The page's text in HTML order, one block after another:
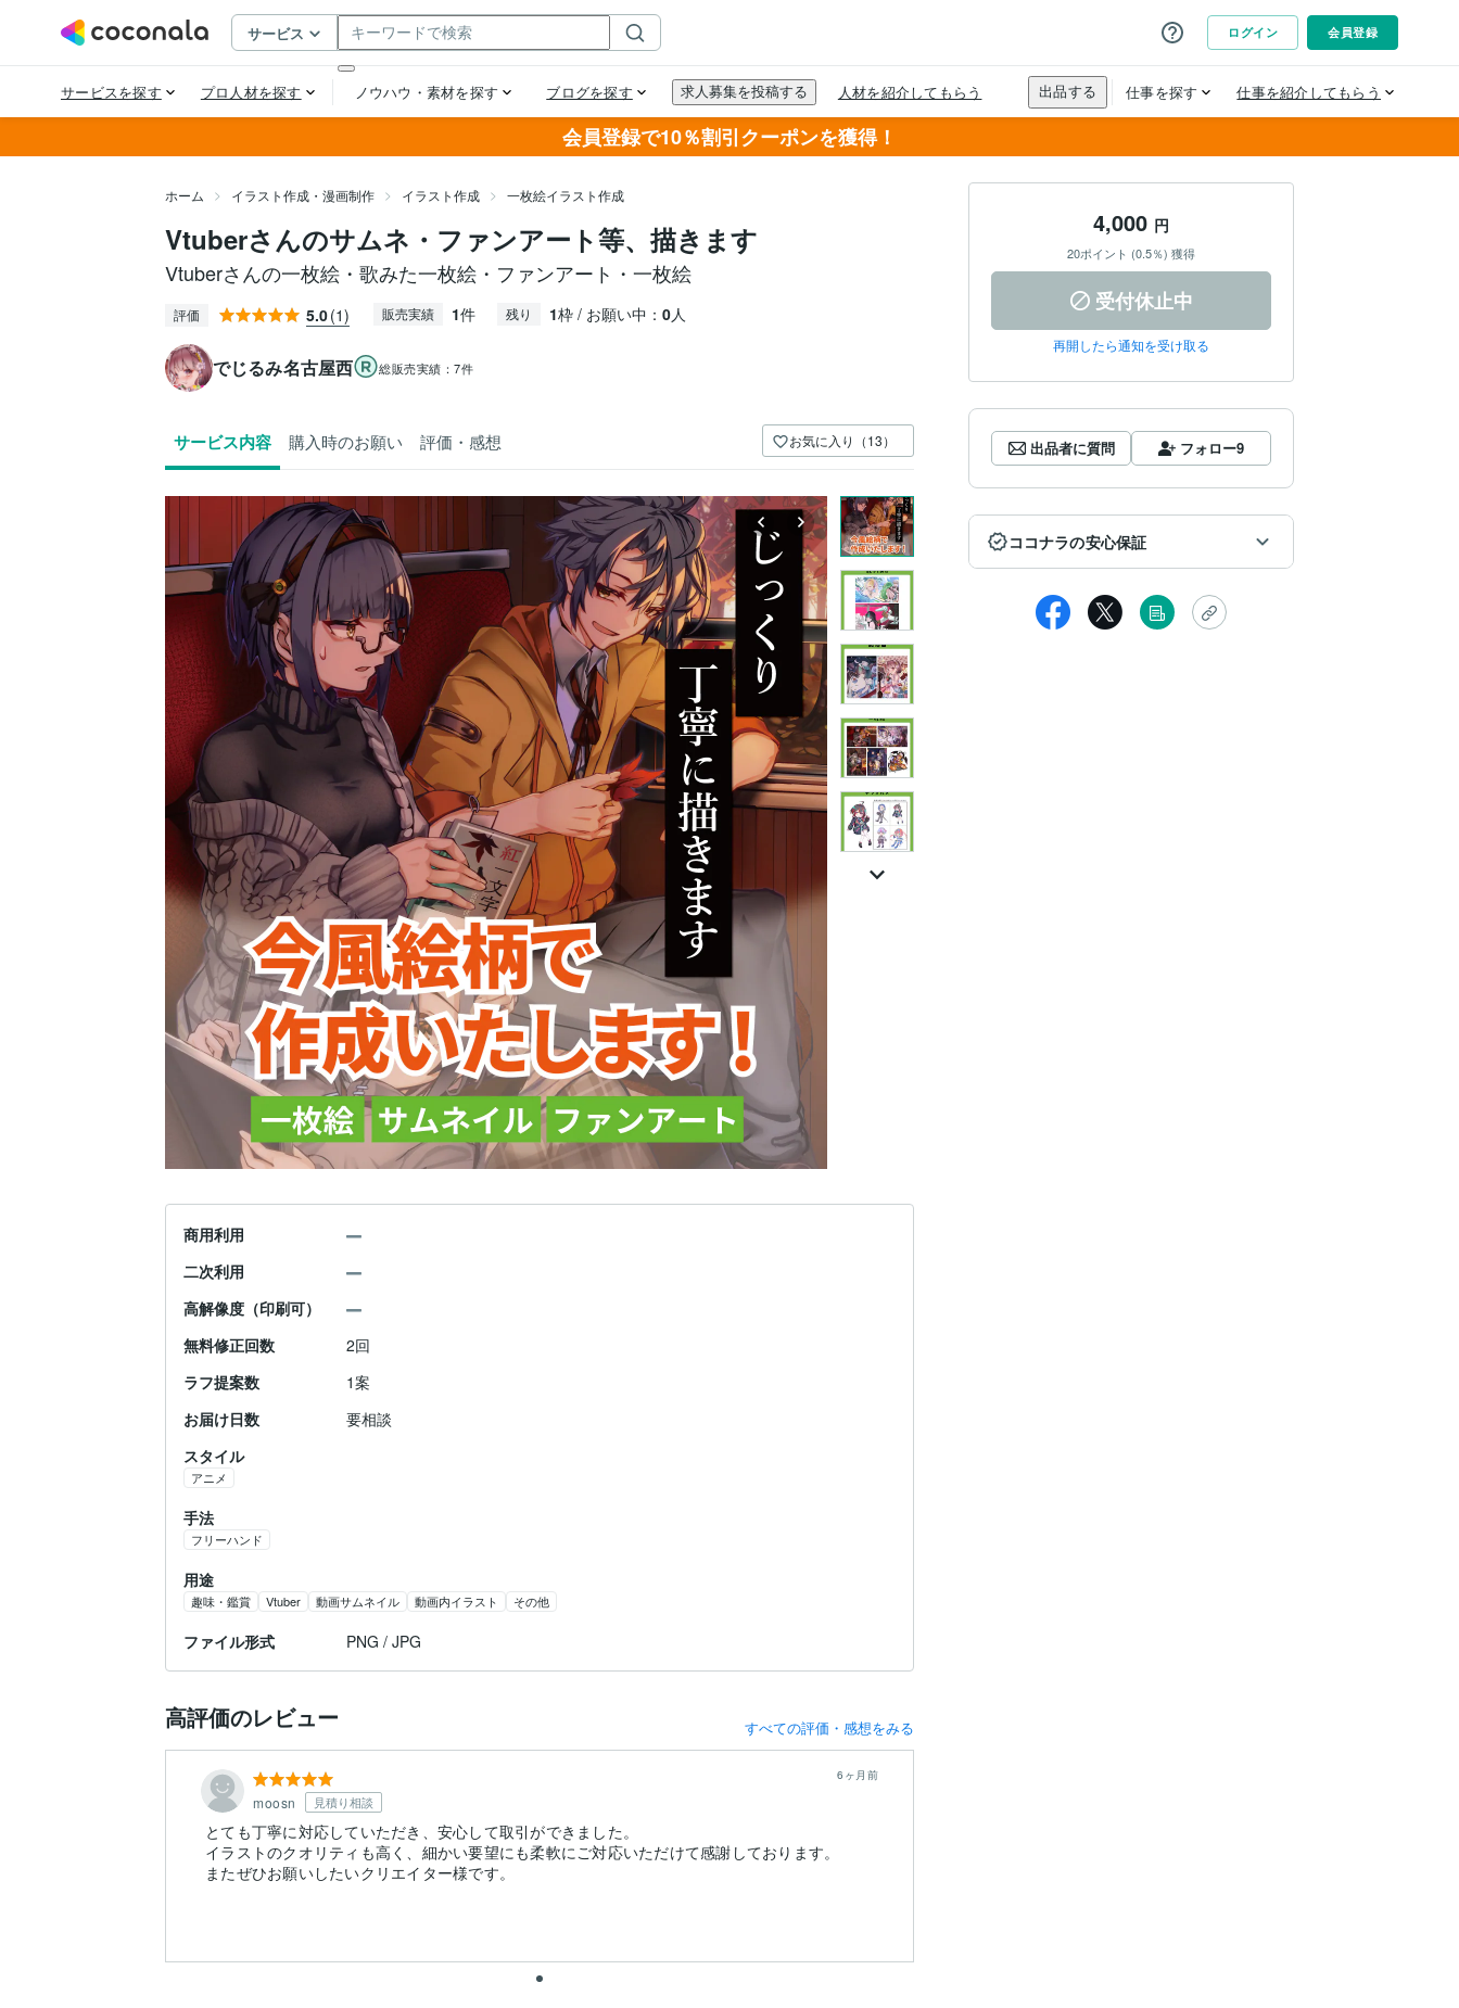
会員登録で10％割引クーポンを獲得！
ホーム イラスト作成・漫画制作 イラスト作成 一枚絵イラスト作成
Vtuberさんのサムネ・ファンアート等、描きます
Vtuberさんの一枚絵・歌みた一枚絵・ファンアート・一枚絵
評価 5.0(1) 販売実績 1件 残り 1枠 / お願い中： 0人
でじるみ名古屋西 総販売実績：7件
サービス内容 購入時のお願い 評価・感想 お気に入り（13）
商用利用
二次利用
高解像度（印刷可）
無料修正回数
2回
ラフ提案数
1案
お届け日数
要相談
スタイル
アニメ
手法
フリーハンド
用途
趣味・鑑賞 Vtuber 動画サムネイル 動画内イラスト その他
ファイル形式 PNG / JPG
高評価のレビュー すべての評価・感想をみる
moosn 見積り相談
6ヶ月前
とても丁寧に対応していただき、安心して取引ができました。
イラストのクオリティも高く、細かい要望にも柔軟にご対応いただけて感謝しております。
またぜひお願いしたいクリエイター様です。
4,000 円
20ポイント (0.5％) 獲得
受付休止中
再開したら通知を受け取る
出品者に質問 フォロー9
ココナラの安心保証